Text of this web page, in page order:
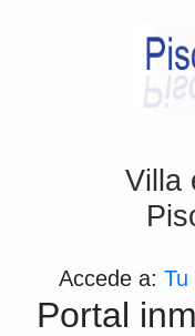
Villa
Accede a: Tu
Portal